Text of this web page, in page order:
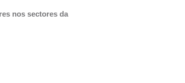
nos sectores da